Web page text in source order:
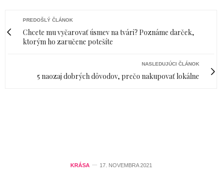
PREDOŠLÝ ČLÁNOK
Chcete mu vyčarovať úsmev na tvári? Poznáme darček,
ktorým ho zaručene potešíte
NASLEDUJÚCI ČLÁNOK
5 naozaj dobrých dôvodov, prečo nakupovať lokálne
KRÁSA 17. NOVEMBRA 2021